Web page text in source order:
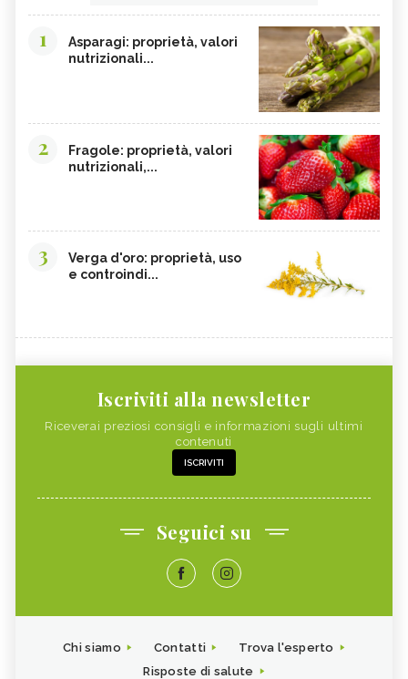
1
Asparagi: proprietà, valori
nutrizionali...
2
Fragole: proprietà, valori
nutrizionali,...
3
Verga d'oro: proprietà, uso
e controindi...
Iscriviti alla newsletter
Riceverai preziosi consigli e informazioni sugli ultimi
contenuti
ISCRIVITI
Seguici su
Chi siamo Contatti
Trova l'esperto
Risposte di salute